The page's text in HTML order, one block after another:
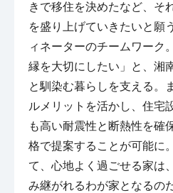
きで移住を決めたなど、そ
を盛り上げていきたいと願
ィネーターのチームワーク
縁を大切にしたい」と、湘
と馴染む暮らしを支える。
ルメリットを活かし、住宅
も高い耐震性と断熱性を確
格で提案することが可能に
て、心地よく過ごせる家は
み継がれるわが家となるの